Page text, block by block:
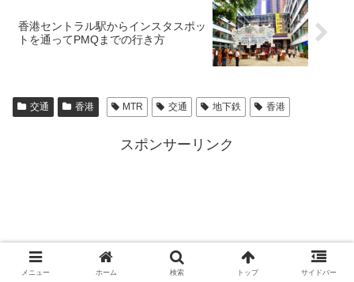
香港セントラル駅からインスタスポッ
トを通ってPMQまでの行き方
交通 香港 MTR 交通 地下鉄 香港
スポンサーリンク
メニュー ホーム 検索 トップ サイドバー